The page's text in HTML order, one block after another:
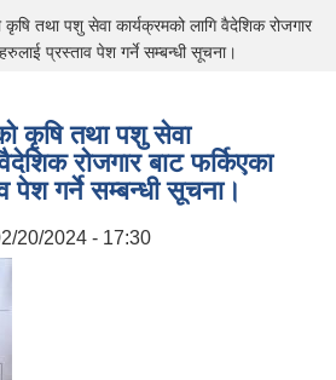
तथा पशु सेवा कार्यक्रमको लागि वैदेशिक रोजगार
प्रस्ताव पेश गर्ने सम्बन्धी सूचना।
कृषि तथा पशु सेवा
रोजगार बाट फर्किएका
पेश गर्ने सम्बन्धी सूचना।
20/2024 - 17:30